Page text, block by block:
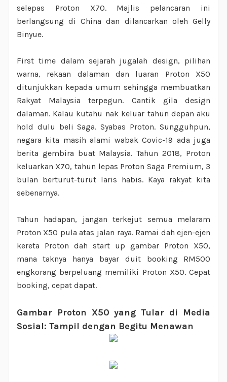
selepas Proton X70. Majlis pelancaran ini
berlangsung di China dan dilancarkan oleh Gelly
Binyue.
First time dalam sejarah jugalah design, pilihan
warna, rekaan dalaman dan luaran Proton X50
ditunjukkan kepada umum sehingga membuatkan
Rakyat Malaysia terpegun. Cantik gila design
dalaman. Kalau kutahu nak keluar tahun depan aku
hold dulu beli Saga. Syabas Proton. Sungguhpun,
negara kita masih alami wabak Covic-19 ada juga
berita gembira buat Malaysia. Tahun 2018, Proton
keluarkan X70, tahun lepas Proton Saga Premium, 3
bulan berturut-turut laris habis. Kaya rakyat kita
sebenarnya.
Tahun hadapan, jangan terkejut semua melaram
Proton X50 pula atas jalan raya. Ramai dah ejen-ejen
kereta Proton dah start up gambar Proton X50,
mana taknya hanya bayar duit booking RM500
engkorang berpeluang memiliki Proton X50. Cepat
booking, cepat dapat.
Gambar Proton X50 yang Tular di Media
Sosial: Tampil dengan Begitu Menawan